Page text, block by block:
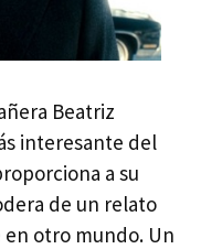
Beatriz
interesante del
a su
de un relato
en otro mundo. Un